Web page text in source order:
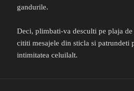
gandurile.
Deci, plimbati-va desculti pe plaja
cititi mesajele din sticla si patrundeti
intimitatea celuilalt.